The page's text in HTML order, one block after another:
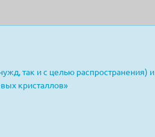
так и с целью
кристаллов»